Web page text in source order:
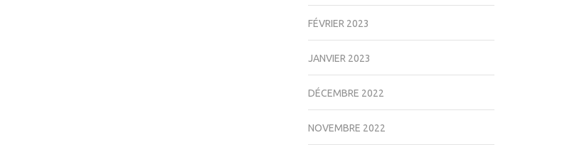
FÉVRIER 2023
JANVIER 2023
DÉCEMBRE 2022
NOVEMBRE 2022